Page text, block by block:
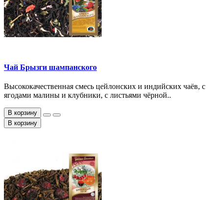
Чай Брызги шампанского
Высококачественная смесь цейлонских и индийских чаёв, с
ягодами малины и клубники, с листьями чёрной..
В корзину
В корзину